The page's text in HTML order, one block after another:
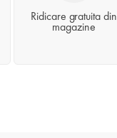
Ridicare gratuita din
magazine